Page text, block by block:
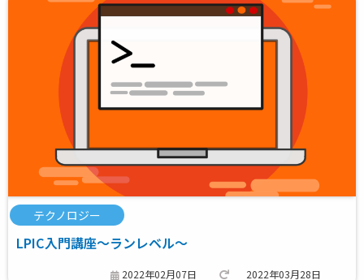
テクノロジー
LPIC入門講座～ランレベル～
2022年02月07日 2022年03月28日